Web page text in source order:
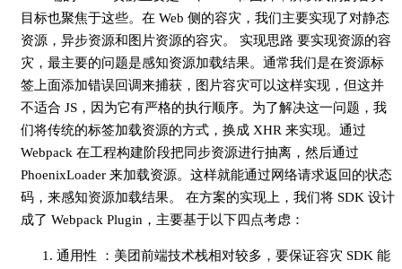
目标也聚焦于这些。在 Web 侧的容灾，我们主要实现了对静态
资源，异步资源和图片资源的容灾。 实现思路 要实现资源的容
灾，最主要的问题是感知资源加载结果。通常我们是在资源标
签上面添加错误回调来捕获，图片容灾可以这样实现，但这并
不适合 JS，因为它有严格的执行顺序。为了解决这一问题，我
们将传统的标签加载资源的方式，换成 XHR 来实现。通过
Webpack 在工程构建阶段把同步资源进行抽离，然后通过
PhoenixLoader 来加载资源。这样就能通过网络请求返回的状态
码，来感知资源加载结果。 在方案的实现上，我们将 SDK 设计
成了 Webpack Plugin，主要基于以下四点考虑：
通用性 ：美团前端技术栈相对较多，要保证容灾 SDK 能